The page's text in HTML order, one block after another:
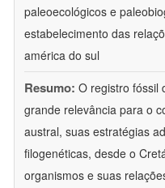
paleoecológicos e
estabelecimento das
américa do sul
Resumo: O registro fóssil
grande relevância para o
austral, suas estratégias
filogenéticas, desde o
organismos e suas